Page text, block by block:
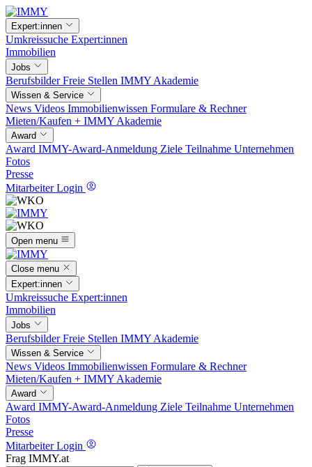
Expert:innen
Umkreissuche Expert:innen
Immobilien
Jobs
BerufsbilderFreie Stellen IMMY Akademie
Wissen & Service
News Videos Immobilienwissen Formulare & Rechner
Mieten/Kaufen + IMMY Akademie
Award
Award IMMY-Award-Anmeldung Ziele Teilnahme Unternehmen
Fotos
Presse
Mitarbeiter Login
Open menu
Close menu
Expert:innen
Umkreissuche Expert:innen
Immobilien
Jobs
BerufsbilderFreie Stellen IMMY Akademie
Wissen & Service
News Videos Immobilienwissen Formulare & Rechner
Mieten/Kaufen + IMMY Akademie
Award
Award IMMY-Award-Anmeldung Ziele Teilnahme Unternehmen
Fotos
Presse
Mitarbeiter Login
Frag IMMY.at